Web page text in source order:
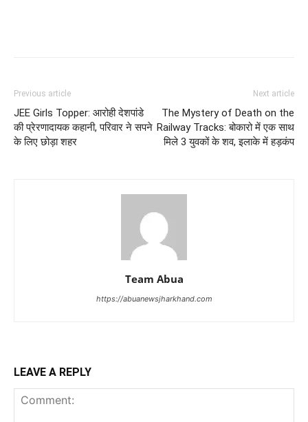
Previous article
JEE Girls Topper: आरोही देशपांडे
की प्रेरणादायक कहानी, परिवार ने सपने
के लिए छोड़ा शहर
Next article
The Mystery of Death on the
Railway Tracks: बोकारो में एक साथ
मिले 3 युवकों के शव, इलाके में हड़कंप
Team Abua
https://abuanewsjharkhand.com
LEAVE A REPLY